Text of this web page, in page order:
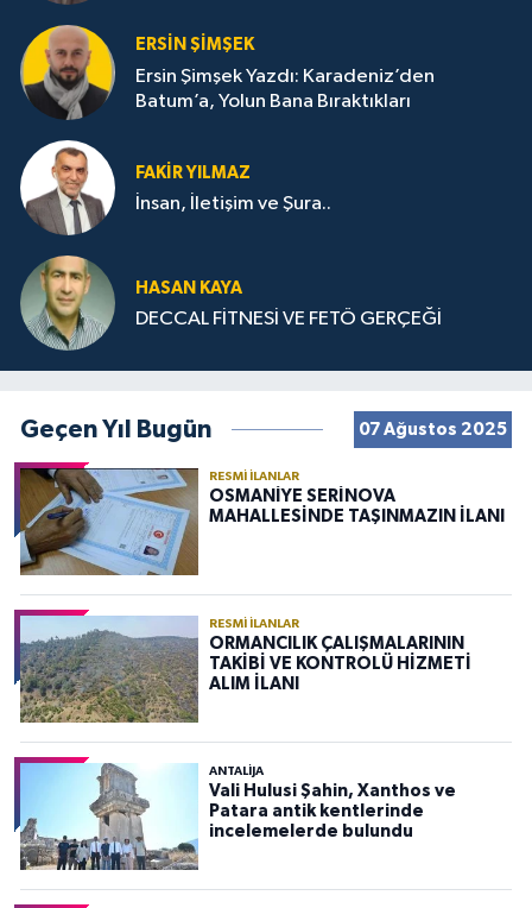
ERSIN ŞIMŞEK
Ersin Şimşek Yazdı: Karadeniz’den
Batum’a, Yolun Bana Bıraktıkları
FAKIR YILMAZ
İnsan, İletişim ve Şura..
HASAN KAYA
DECCAL FİTNESİ VE FETÖ GERÇEĞİ
Geçen Yıl Bugün 07 Ağustos 2025
RESMI İLANLAR
OSMANİYE SERİNOVA
MAHALLESİNDE TAŞINMAZIN İLANI
RESMI İLANLAR
ORMANCILIK ÇALIŞMALARININ
TAKİBİ VE KONTROLÜ HİZMETİ
ALIM İLANI
ANTALIJA
Vali Hulusi Şahin, Xanthos ve
Patara antik kentlerinde
incelemelerde bulundu